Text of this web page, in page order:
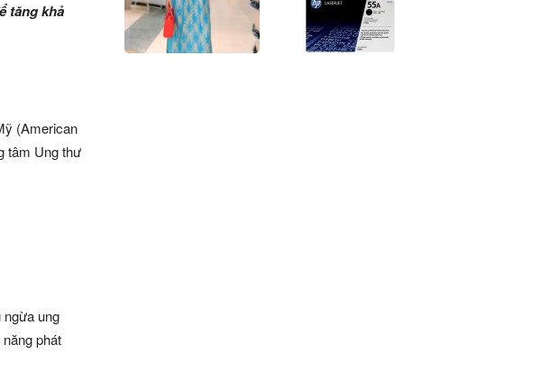
tăng khả
(American
tâm Ung thư
ung
phát